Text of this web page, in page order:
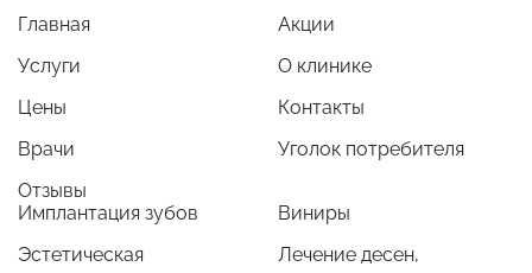
Главная
Услуги
Цены
Врачи
Отзывы
Акции
О клинике
Контакты
Уголок потребителя
Имплантация зубов
Эстетическая
Виниры
Лечение десен,